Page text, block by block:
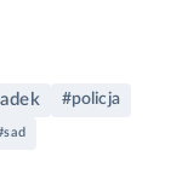
#policja